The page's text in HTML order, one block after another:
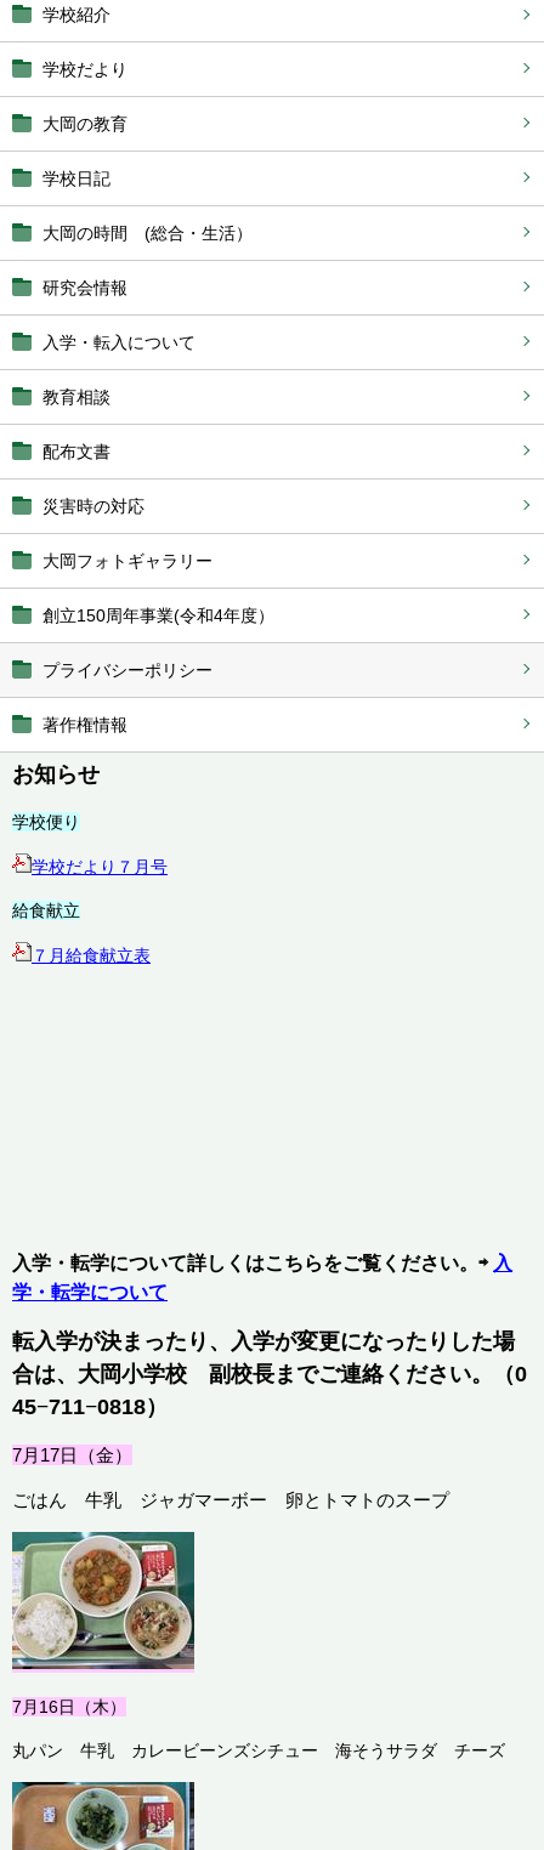
学校紹介
学校だより
大岡の教育
学校日記
大岡の時間 (総合・生活）
研究会情報
入学・転入について
教育相談
配布文書
災害時の対応
大岡フォトギャラリー
創立150周年事業(令和4年度）
プライバシーポリシー
著作権情報
お知らせ
学校便り
学校だより７月号
給食献立
７月給食献立表
入学・転学について詳しくはこちらをご覧ください。⇨ 入
学・転学について
転入学が決まったり、入学が変更になったりした場
合は、大岡小学校 副校長までご連絡ください。（0
45−711−0818）
7月17日（金）
ごはん 牛乳 ジャガマーボー 卵とトマトのスープ
7月16日（木）
丸パン 牛乳 カレービーンズシチュー 海そうサラダ チーズ